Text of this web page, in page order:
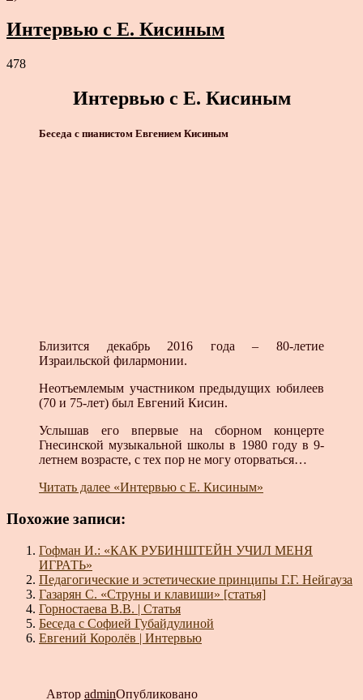
Интервью с Е. Кисиным
478
Интервью с Е. Кисиным
Беседа с пианистом Евгением Кисиным
Близится декабрь 2016 года – 80-летие
Израильской филармонии.
Неотъемлемым участником предыдущих юбилеев
(70 и 75-лет) был Евгений Кисин.
Услышав его впервые на сборном концерте
Гнесинской музыкальной школы в 1980 году в 9-
летнем возрасте, с тех пор не могу оторваться…
Читать далее «Интервью с Е. Кисиным»
Похожие записи:
Гофман И.: «КАК РУБИНШТЕЙН УЧИЛ МЕНЯ
ИГРАТЬ»
Педагогические и эстетические принципы Г.Г. Нейгауза
Газарян С. «Струны и клавиши» [статья]
Горностаева В.В. | Статья
Беседа с Софией Губайдулиной
Евгений Королёв | Интервью
Автор adminОпубликовано